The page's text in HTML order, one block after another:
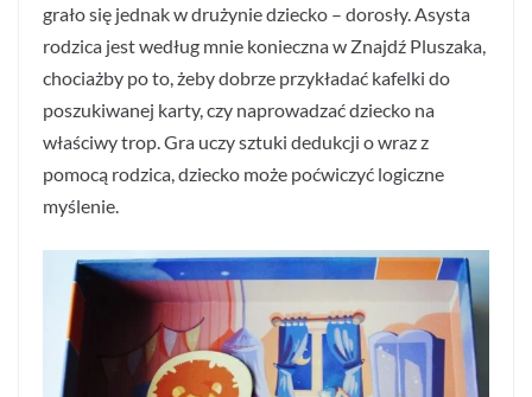
grało się jednak w drużynie dziecko – dorosły. Asysta
rodzica jest według mnie konieczna w Znajdź Pluszaka,
chociażby po to, żeby dobrze przykładać kafelki do
poszukiwanej karty, czy naprowadzać dziecko na
właściwy trop. Gra uczy sztuki dedukcji o wraz z
pomocą rodzica, dziecko może poćwiczyć logiczne
myślenie.